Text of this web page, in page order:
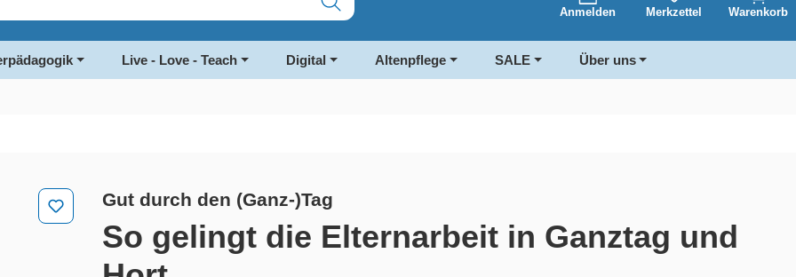
Anmelden Merkzettel Warenkorb
Live - Love - Teach Digital Altenpflege SALE Über uns
Gut durch den (Ganz-)Tag
So gelingt die Elternarbeit in Ganztag und